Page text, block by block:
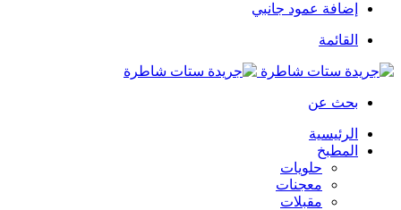
إضافة عمود جانبي
القائمة
بحث عن
الرئيسية
المطبخ
حلويات
معجنات
مقبلات